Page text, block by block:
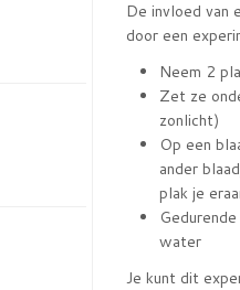
De invloed van
door een
Neem 2
Zet ze
zonlicht)
Op een
ander
plak je
water
Je kunt dit